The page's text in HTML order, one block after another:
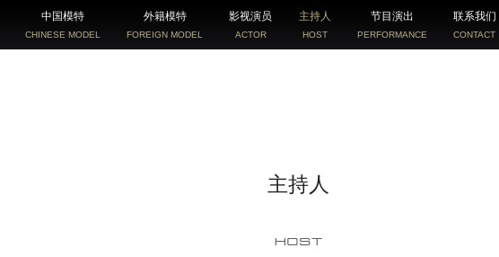
中国模特
CHINESE MODEL
外籍模特
FOREIGN MODEL
影视演员
ACTOR
主持人
HOST
节目演出
PERFORMANCE
联系我们
CONTACT
主持人